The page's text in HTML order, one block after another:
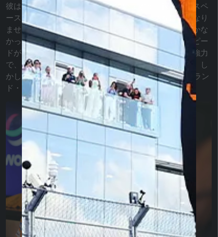
彼は低迷しており、自信を失っていますが、彼のレースペ
ースはピアストリよりも良かったことは認めなければなり
ません。最近の予選では、彼のことは本当にうまくいかな
かったが、レースでは追い上げ、ハンデを克服し、スピー
ドがあることを示しました。彼はタイヤ管理が非常に強力
で、まるでアラン・プロストのレベルに達しています。し
かし、メンタル的には...”とラルフ・シューマッハーはラン
ド・ノリスを称賛し、同時に貶めました。